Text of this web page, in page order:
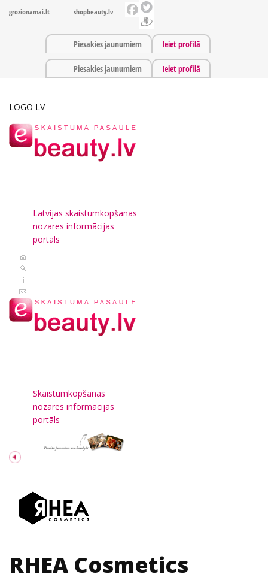
grozionamai.lt shopbeauty.lv
Piesakies jaunumiem Ieiet profilā
Piesakies jaunumiem Ieiet profilā
LOGO LV
Latvijas skaistumkopšanas
nozares informācijas
portāls
Skaistumkopšanas
nozares informācijas
portāls
RHEA Cosmetics